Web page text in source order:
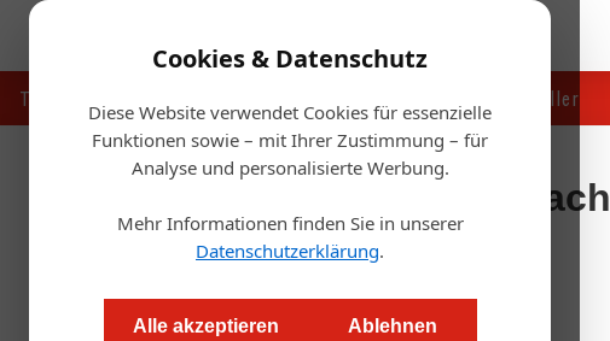
Cookies & Datenschutz
Diese Website verwendet Cookies für essenzielle
Funktionen sowie – mit Ihrer Zustimmung – für
Analyse und personalisierte Werbung.
Mehr Informationen finden Sie in unserer
Datenschutzerklärung.
Alle akzeptieren Ablehnen
Touristik Handel & Hersteller
Artikel von Thomas N. C. Mach